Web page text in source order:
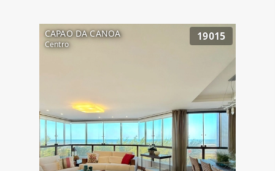
CAPAO DA CANOA
Centro
19015